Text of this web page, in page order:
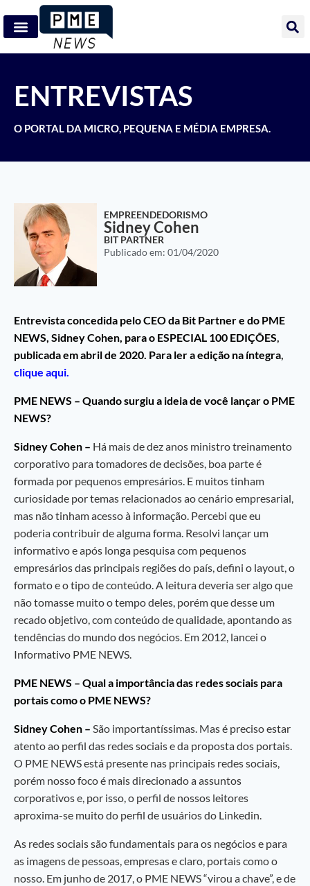
ENTREVISTAS
O PORTAL DA MICRO, PEQUENA E MÉDIA EMPRESA.
EMPREENDEDORISMO
Sidney Cohen
BIT PARTNER
Publicado em: 01/04/2020
Entrevista concedida pelo CEO da Bit Partner e do PME
NEWS, Sidney Cohen, para o ESPECIAL 100 EDIÇÕES,
publicada em abril de 2020. Para ler a edição na íntegra,
clique aqui.
PME NEWS – Quando surgiu a ideia de você lançar o PME
NEWS?
Sidney Cohen – Há mais de dez anos ministro treinamento
corporativo para tomadores de decisões, boa parte é
formada por pequenos empresários. E muitos tinham
curiosidade por temas relacionados ao cenário empresarial,
mas não tinham acesso à informação. Percebi que eu
poderia contribuir de alguma forma. Resolvi lançar um
informativo e após longa pesquisa com pequenos
empresários das principais regiões do país, defini o layout, o
formato e o tipo de conteúdo. A leitura deveria ser algo que
não tomasse muito o tempo deles, porém que desse um
recado objetivo, com conteúdo de qualidade, apontando as
tendências do mundo dos negócios. Em 2012, lancei o
Informativo PME NEWS.
PME NEWS – Qual a importância das redes sociais para
portais como o PME NEWS?
Sidney Cohen – São importantíssimas. Mas é preciso estar
atento ao perfil das redes sociais e da proposta dos portais.
O PME NEWS está presente nas principais redes sociais,
porém nosso foco é mais direcionado a assuntos
corporativos e, por isso, o perfil de nossos leitores
aproxima-se muito do perfil de usuários do Linkedin.
As redes sociais são fundamentais para os negócios e para
as imagens de pessoas, empresas e claro, portais como o
nosso. Em junho de 2017, o PME NEWS “virou a chave”, e de